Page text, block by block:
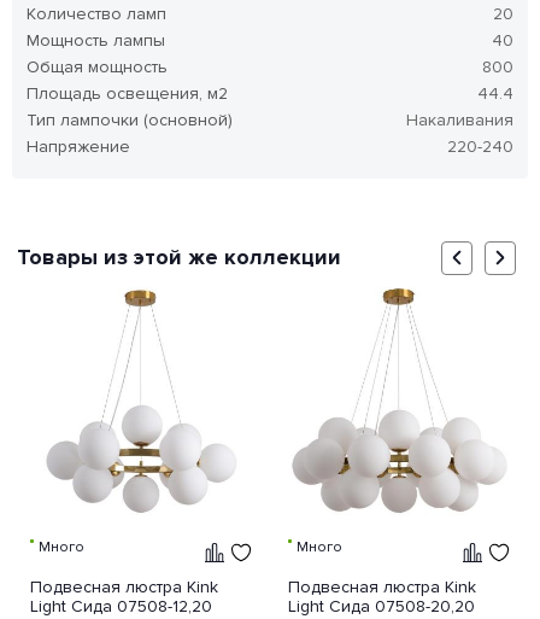
Количество ламп
20
Мощность лампы
40
Общая мощность
800
Площадь освещения, м2
44.4
Тип лампочки (основной)
Накаливания
Напряжение
220-240
Товары из этой же коллекции
Много
Подвесная люстра Kink
Light Сида 07508-12,20
Много
Подвесная люстра Kink
Light Сида 07508-20,20